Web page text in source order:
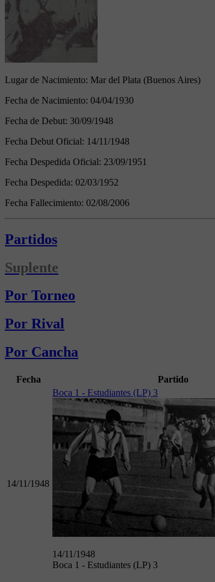
Lugar de Nacimiento: Mar del Plata (Buenos Aires)
Fecha de Nacimiento: 04/04/1930
Fecha de Debut: 30/09/1948
Fecha Debut Oficial: 14/11/1948
Fecha Despedida Oficial: 23/09/1951
Fecha Despedida: 02/03/1952
Fecha Fallecimiento: 02/08/2006
Partidos
Suplente
Por Torneo
Por Rival
Por Cancha
Fecha Partido
14/11/1948
Boca 1 - Estudiantes (LP) 3
14/11/1948
Boca 1 - Estudiantes (LP) 3